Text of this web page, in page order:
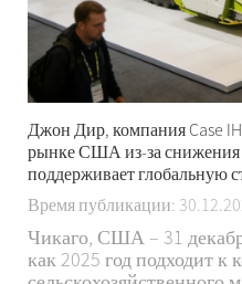
Джон Дир, компания Case
рынке США из-за снижения
поддерживает глобальную
Время публикации:
Чикаго, США – 31
как 2025 год подходит к